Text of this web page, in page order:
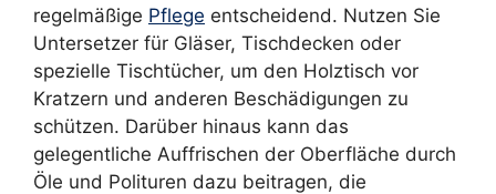
regelmäßige Pflege entscheidend. Nutzen Sie
Untersetzer für Gläser, Tischdecken oder
spezielle Tischtücher, um den Holztisch vor
Kratzern und anderen Beschädigungen zu
schützen. Darüber hinaus kann das
gelegentliche Auffrischen der Oberfläche durch
Öle und Polituren dazu beitragen, die